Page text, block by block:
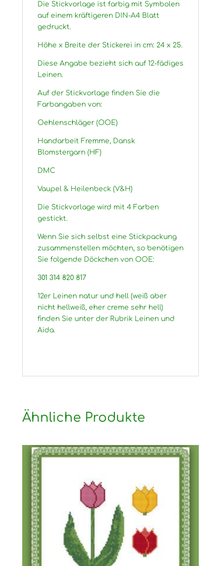
Die Stickvorlage ist farbig mit Symbolen
auf einem kräftigeren DIN-A4 Blatt
gedruckt.
Höhe x Breite der Stickerei in cm: 24 x 25.
Diese Angabe bezieht sich auf 12-fädiges
Leinen.
Auf der Stickvorlage finden Sie die
Farbangaben von:
Oehlenschläger (OOE)
Handarbeit Fremme, Dansk
Blomstergarn (HF)
DMC
Vaupel & Heilenbeck (V&H)
Die Stickvorlage wird mit 4 Farben
gestickt.
Wenn Sie sich selbst eine Stickpackung
zusammenstellen möchten, so benötigen
Sie folgende Döckchen von OOE:
301 314 820 817
12er Leinen natur und hell (weiß aber
nicht hellweiß, eher creme sehr hell)
finden Sie unter der Rubrik Leinen und
Aida.
Ähnliche Produkte